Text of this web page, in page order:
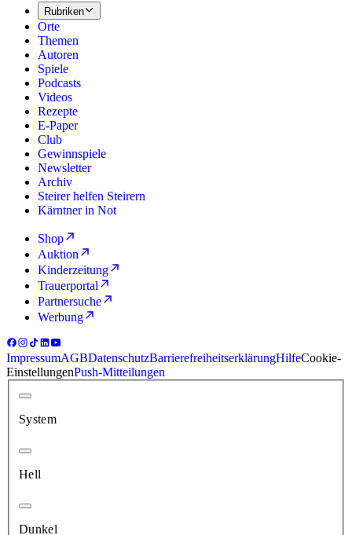
Rubriken
Orte
Themen
Autoren
Spiele
Podcasts
Videos
Rezepte
E-Paper
Club
Gewinnspiele
Newsletter
Archiv
Steirer helfen Steirern
Kärntner in Not
Shop
Auktion
Kinderzeitung
Trauerportal
Partnersuche
Werbung
ImpressumAGBDatenschutzBarrierefreiheitserklärungHilfeCookie-
EinstellungenPush-Mitteilungen
System
Hell
Dunkel